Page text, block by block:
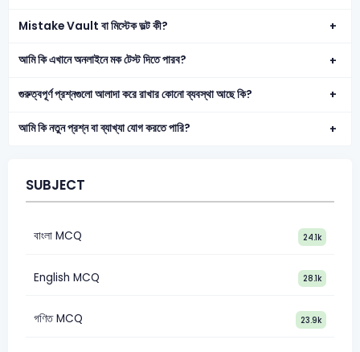
Mistake Vault বা মিস্টেক ভল্ট কী?
আমি কি এখানে অনলাইনে মক টেস্ট দিতে পারব?
গুরুত্বপূর্ণ প্রশ্নগুলো আলাদা করে রাখার কোনো ব্যবস্থা আছে কি?
আমি কি নতুন প্রশ্ন বা ব্যাখ্যা যোগ করতে পারি?
SUBJECT
বাংলা MCQ 24.1k
English MCQ 28.1k
গণিত MCQ 23.9k